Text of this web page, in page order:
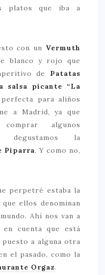
platos que iba a
con un Vermuth
blanco y rojo que
de Patatas
salsa picante “La
para aliños
a Madrid, ya que
algunos
degustamos la
Piparra. Y como no,
perpetré estaba la
que ellos denominan
Ahí nos van a
cuenta que está
puesto a alguna otra
el pasado, como la
Orgaz.